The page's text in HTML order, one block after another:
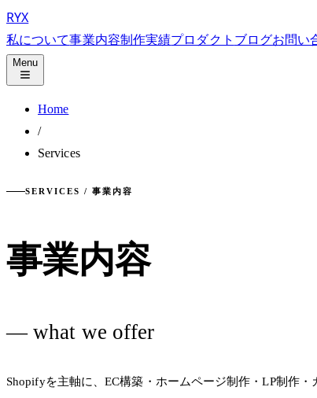
RYX
私について事業内容制作実績プロダクト ブログお問い
Menu
Home
/
Services
SERVICES / 事業内容
事業内容
— what we offer
Shopifyを主軸に、EC構築・ホームページ制作・LP制作